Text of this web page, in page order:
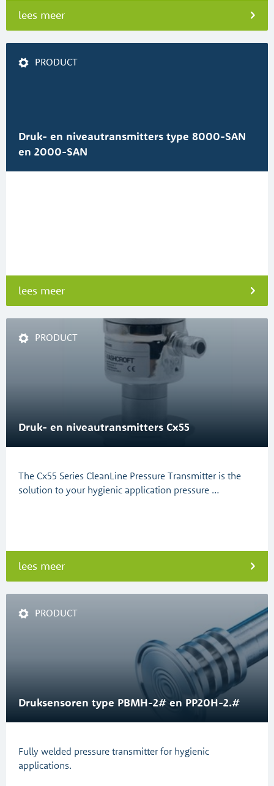
lees meer
PRODUCT
Druk- en niveautransmitters type 8000-SAN
en 2000-SAN
lees meer
PRODUCT
Druk- en niveautransmitters Cx55
The Cx55 Series CleanLine Pressure Transmitter is the
solution to your hygienic application pressure …
lees meer
PRODUCT
Druksensoren type PBMH-2# en PP20H-2.#
Fully welded pressure transmitter for hygienic
applications.